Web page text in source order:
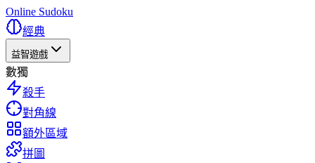
Online Sudoku
經典
益智遊戲
數獨
殺手
對角線
額外區域
拼圖